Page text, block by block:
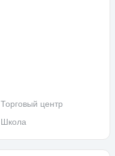
Торговый центр
Школа